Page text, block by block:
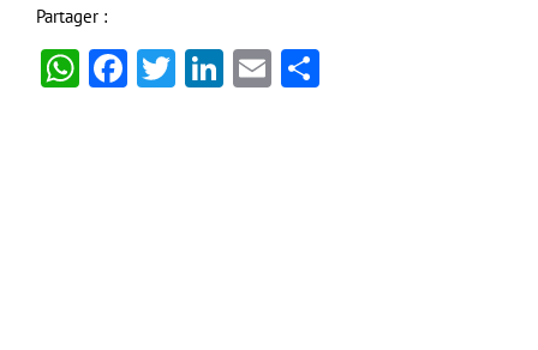
Partager :
WhatsApp
Facebook
Twitter
LinkedIn
Email